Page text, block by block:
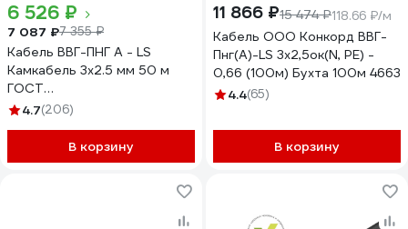
6 526 ₽
7 087 ₽7 355 ₽
Кабель ВВГ-ПНГ А - LS
Камкабель 3x2.5 мм 50 м
ГОСТ
1157К30HG00070А0050М
4.7(206)
В корзину
11 866 ₽15 474 ₽118.66 ₽/м
Кабель ООО Конкорд ВВГ-
Пнг(А)-LS 3x2,5ок(N, PE) -
0,66 (100м) Бухта 100м 4663
4.4(65)
В корзину